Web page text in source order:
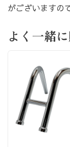
がございますの
よく一緒